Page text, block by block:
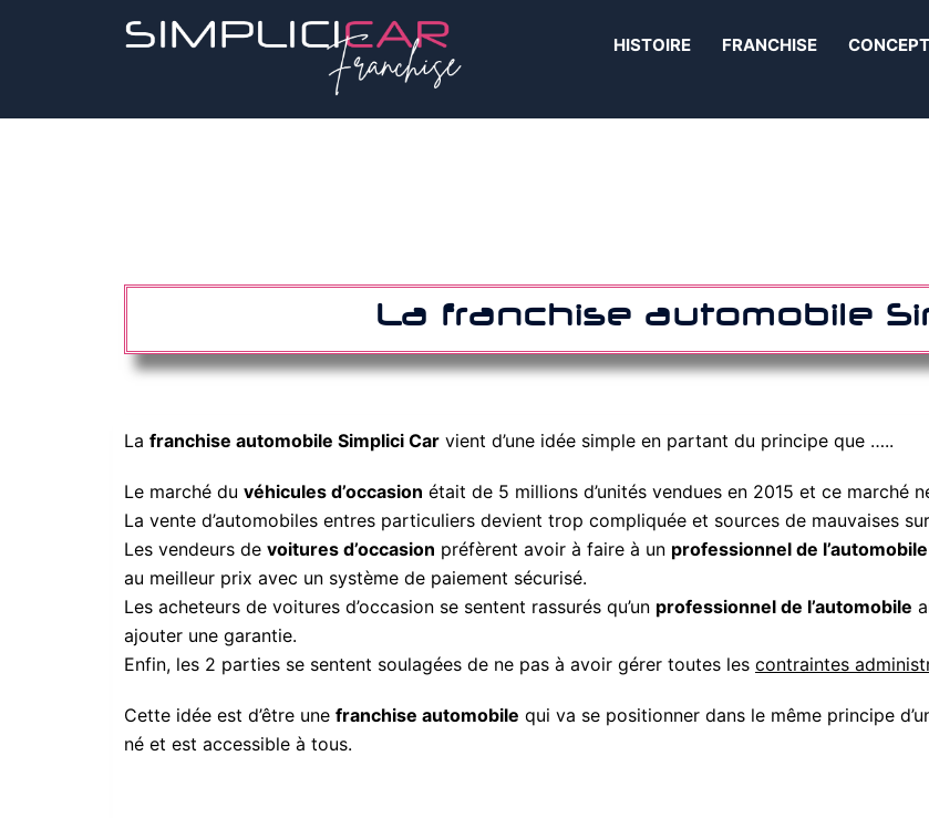
HISTOIRE FRANCHISE CONCEPT
La franchise automobile
La franchise automobile Simplici Car vient d’une idée simple en partant du principe que …..
Le marché du véhicules d’occasion était de 5 millions d’unités vendues en 2015 et ce marché
La vente d’automobiles entres particuliers devient trop compliquée et sources de mauvaises
Les vendeurs de voitures d’occasion préfèrent avoir à faire à un professionnel de l’automobile
au meilleur prix avec un système de paiement sécurisé.
Les acheteurs de voitures d’occasion se sentent rassurés qu’un professionnel de l’automobile
ajouter une garantie.
Enfin, les 2 parties se sentent soulagées de ne pas à avoir gérer toutes les contraintes
Cette idée est d’être une franchise automobile qui va se positionner dans le même principe
né et est accessible à tous.